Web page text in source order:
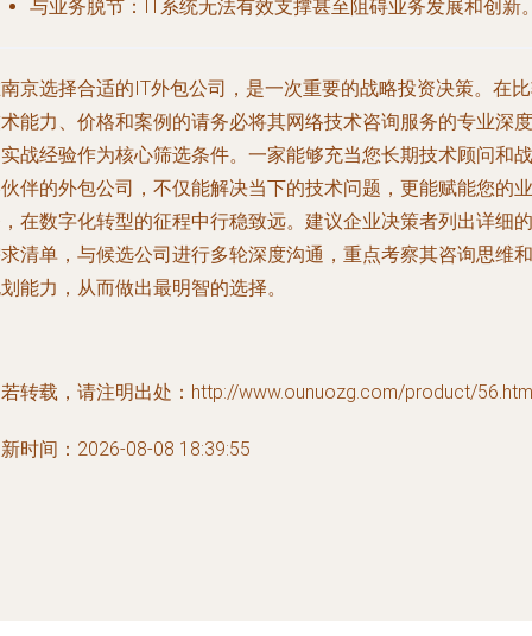
与业务脱节 ：IT系统无法有效支撑甚至阻碍业务发展和创新
京选择合适的IT外包公司，是一次重要的战略投资决策。在
能力、价格和案例的请务必将其网络技术咨询服务的专业深度
战经验作为核心筛选条件。一家能够充当您长期技术顾问和战
伴的外包公司，不仅能解决当下的技术问题，更能赋能您的业
在数字化转型的征程中行稳致远。建议企业决策者列出详细的
清单，与候选公司进行多轮深度沟通，重点考察其咨询思维和
能力，从而做出最明智的选择。
转载，请注明出处：http://www.ounuozg.com/product/
时间：2026-08-08 18:39:55